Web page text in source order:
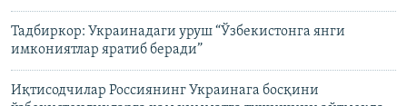
Тадбиркор: Украинадаги уруш “Ўзбекистонга янги
имкониятлар яратиб беради”
Иқтисодчилар Россиянинг Украинага босқини